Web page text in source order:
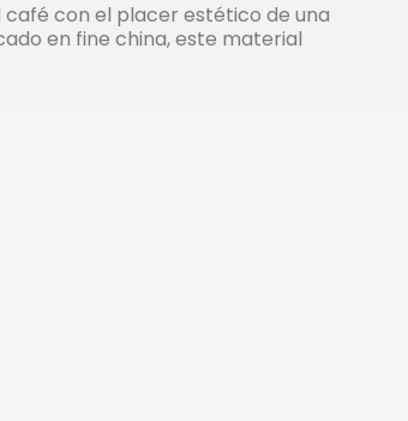
con el placer estético de una
en fine china, este material